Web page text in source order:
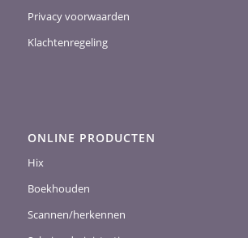
Privacy voorwaarden
Klachtenregeling
ONLINE PRODUCTEN
Hix
Boekhouden
Scannen/herkennen